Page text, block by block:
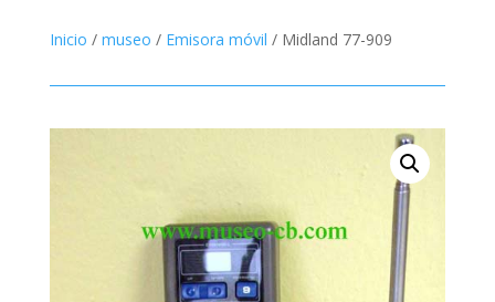
Inicio / museo / Emisora móvil / Midland 77-909